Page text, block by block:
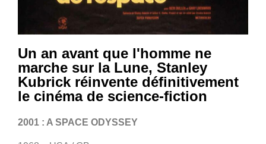
Un an avant que l'homme ne
marche sur la Lune, Stanley
Kubrick réinvente définitivement
le cinéma de science-fiction
2001 : A SPACE ODYSSEY